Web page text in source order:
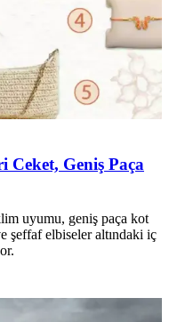
Ceket, Geniş Paça
uyumu, geniş paça kot
şeffaf elbiseler altındaki iç